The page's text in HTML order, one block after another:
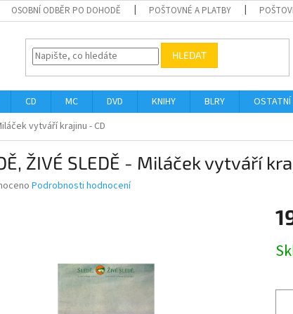
OSOBNÍ ODBĚR PO DOHODĚ POŠTOVNÉ A PLATBY
HLEDAT
CD MC DVD KNIHY BLRY
vytváří krajinu - CD
ŽIVÉ SLEDĚ - Miláček vytváří
Podrobnosti hodnocení